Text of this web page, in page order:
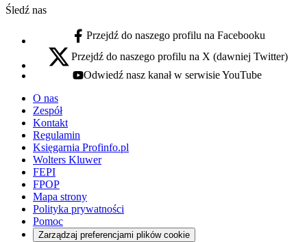
Śledź nas
facebook - otwiera się w nowej karcie
Przejdź do naszego profilu na Facebooku
x - otwiera się w nowej karcie
Przejdź do naszego profilu na X (dawniej Twitter)
youtube - otwiera się w nowej karcie
Odwiedź nasz kanał w serwisie YouTube
O nas
Zespół
Kontakt
Regulamin
Księgarnia Profinfo.pl
Wolters Kluwer
FEPI
FPOP
Mapa strony
Polityka prywatności
Pomoc
Zarządzaj preferencjami plików cookie